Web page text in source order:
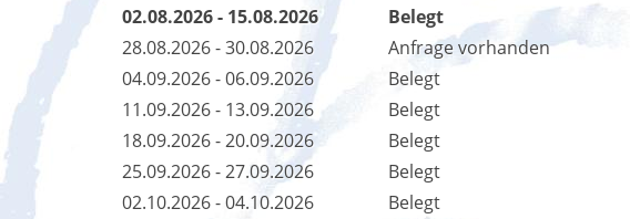
02.08.2026 - 15.08.2026
Belegt
28.08.2026 - 30.08.2026
Anfrage vorhanden
04.09.2026 - 06.09.2026
Belegt
11.09.2026 - 13.09.2026
Belegt
18.09.2026 - 20.09.2026
Belegt
25.09.2026 - 27.09.2026
Belegt
02.10.2026 - 04.10.2026
Belegt